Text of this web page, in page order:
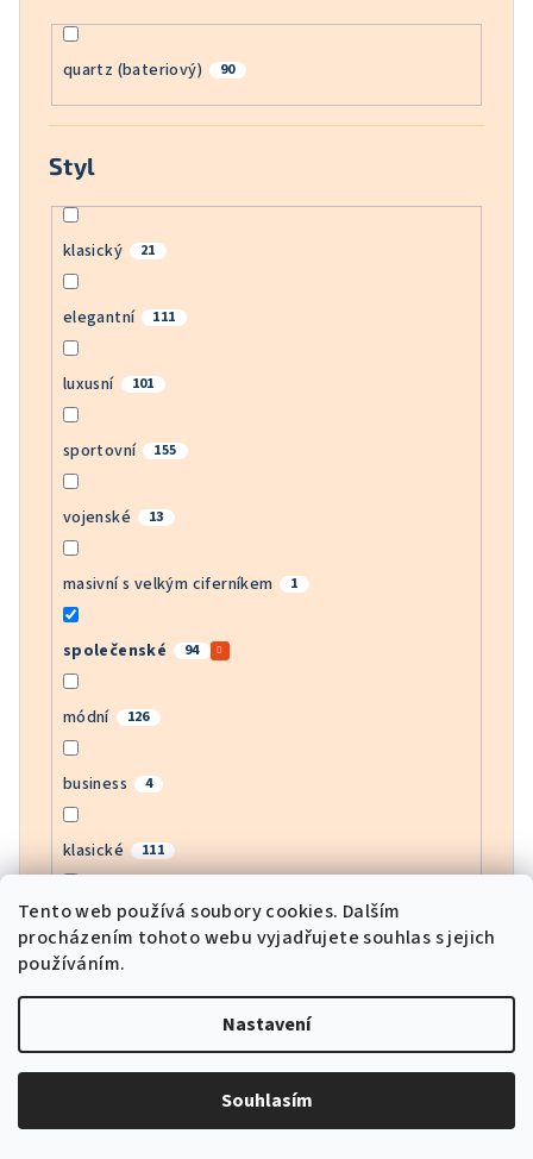
Tento web používá soubory cookies. Dalším
procházením tohoto webu vyjadřujete souhlas s jejich
používáním.
Nastavení
Souhlasím
quartz (bateriový) 90
Styl
klasický 21
elegantní 111
luxusní 101
sportovní 155
vojenské 13
masivní s velkým ciferníkem 1
společenské 94
módní 126
business 4
klasické 111
bussines 4
army 1